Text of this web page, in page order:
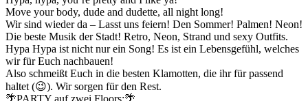
Move your body, dude and dudette, all night long!
Wir sind wieder da – Lasst uns feiern! Den Sommer! Palmen! Neon!
Die beste Musik der Stadt! Retro, Neon, Strand und sexy Outfits.
Hypa Hypa ist nicht nur ein Song! Es ist ein Lebensgefühl, welches
wir für Euch nachbauen!
Also schmeißt Euch in die besten Klamotten, die ihr für passend
haltet (😉). Wir sorgen für den Rest.
🌴PARTY auf zwei Floors:🌴